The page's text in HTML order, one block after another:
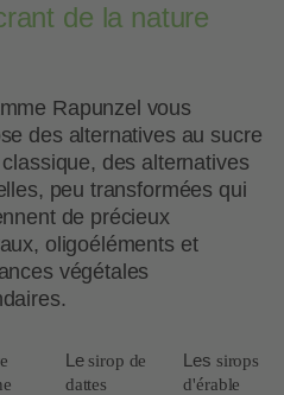
de la nature
Rapunzel vous
des alternatives au sucre
classique, des alternatives
peu transformées qui
de précieux
oligoéléments et
végétales
Lesirop de
dattes
Les sirops
d'érable